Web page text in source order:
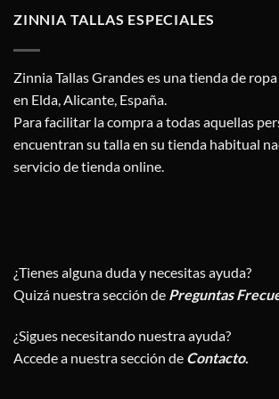
ZINNIA TALLAS ESPECIALES
Zinnia Tallas Grandes es una tienda de
en Elda, Alicante, España.
Para facilitar la compra a todas aquellas
encuentran su talla en su tienda habitual
servicio de tienda online.
¿Tienes alguna duda y necesitas ayuda?
Quizá nuestra sección de Preguntas
¿Sigues necesitando nuestra ayuda?
Accede a nuestra sección de Contacto.